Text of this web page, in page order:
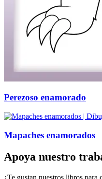
Perezoso enamorado
Mapaches enamorados
Apoya nuestro
¿Te gustan nuestros libros para